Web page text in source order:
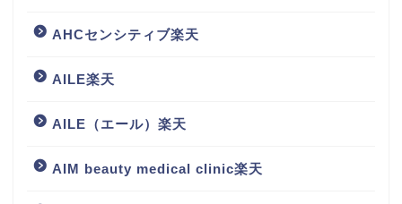
AHCセンシティブ楽天
AILE楽天
AILE（エール）楽天
AIM beauty medical clinic楽天